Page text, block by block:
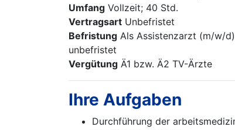
Umfang Vollzeit; 40 Std.
Vertragsart Unbefristet
Befristung Als Assistenzarzt (m/w/
unbefristet
Vergütung Ä1 bzw. Ä2 TV-Ärzte
Ihre Aufgaben
Durchführung der